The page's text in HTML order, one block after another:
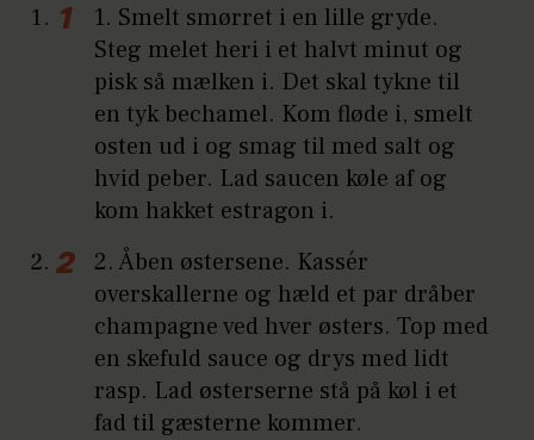
1. Smelt smørret i en lille gryde.
Steg melet heri i et halvt minut og
pisk så mælken i. Det skal tykne til
en tyk bechamel. Kom fløde i, smelt
osten ud i og smag til med salt og
hvid peber. Lad saucen køle af og
kom hakket estragon i.
2. Åben østersene. Kassér
overskallerne og hæld et par dråber
champagne ved hver østers. Top med
en skefuld sauce og drys med lidt
rasp. Lad østerserne stå på køl i et
fad til gæsterne kommer.